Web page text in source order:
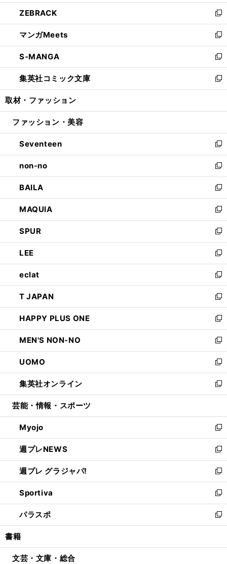
開
く
ウ
で
開
く
ン
ド
ウ
で
開
く
ウ
ィ
ン
ド
ウ
で
開
く
し
い
ウ
ィ
ン
ド
ウ
で
開
ZEBRACK
新
し
い
ウ
ィ
ン
ド
ウ
開
マンガMeets
新
し
い
ウ
ィ
ン
ウ
開
く
S-MANGA
新
し
い
ウ
ン
ウ
で
開
く
集英社コミック文庫
新
し
ウ
ン
ド
ウ
で
開
く
取材・ファッション
ファッション・美容
Seventeen
新
し
い
ウ
ィ
ン
ド
ウ
で
開
く
non-no
新
し
い
ウ
ィ
ン
ド
ウ
で
開
く
BAILA
新
し
い
ウ
ィ
ン
ド
ウ
で
開
く
MAQUIA
新
し
い
ウ
ィ
ン
ド
ウ
で
開
く
SPUR
新
し
い
ウ
ィ
ン
ド
ウ
で
開
く
LEE
新
し
い
ウ
ィ
ン
ド
ウ
で
開
く
eclat
新
し
い
ウ
ィ
ン
ド
ウ
で
開
く
T JAPAN
新
し
い
ウ
ィ
ン
ド
ウ
で
開
HAPPY PLUS ONE
新
し
い
ウ
ィ
ン
ド
ウ
開
く
MEN'S NON-NO
新
し
い
ウ
ィ
ン
ウ
で
開
く
UOMO
新
し
い
ウ
ン
ド
ウ
で
開
く
集英社オンライン
新
し
ウ
ィ
ン
ド
ウ
で
開
く
芸能・情報・スポーツ
Myojo
新
し
い
ウ
ィ
ン
ド
ウ
で
開
週プレNEWS
新
し
い
ウ
ィ
ン
ド
ウ
開
週プレ グラジャパ!
新
し
い
ウ
ィ
ン
ウ
Sportiva
新
し
い
ウ
ン
パラスポ
新
し
ウ
書籍
文芸・文庫・総合